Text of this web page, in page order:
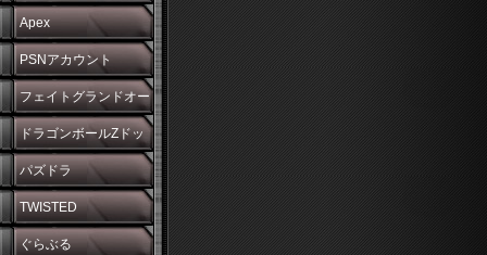
Apex
PSNアカウント
フェイトグランドオー
ダー
ドラゴンボールZドッ
カンバトル
パズドラ
TWISTED
WONDERLAND
ぐらぶる